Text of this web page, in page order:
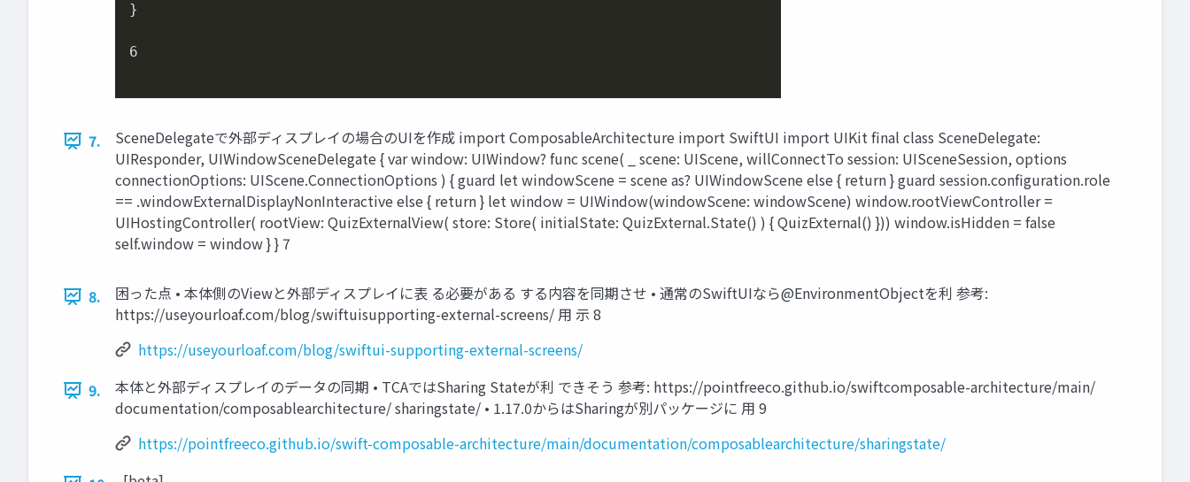
}
6
7.
SceneDelegateで外部ディスプレイの場合のUIを作成 import ComposableArchitecture import SwiftUI import UIKit final class SceneDelegate:
UIResponder, UIWindowSceneDelegate { var window: UIWindow? func scene( _ scene: UIScene, willConnectTo session: UISceneSession, options
connectionOptions: UIScene.ConnectionOptions ) { guard let windowScene = scene as? UIWindowScene else { return } guard session.configuration.role
== .windowExternalDisplayNonInteractive else { return } let window = UIWindow(windowScene: windowScene) window.rootViewController =
UIHostingController( rootView: QuizExternalView( store: Store( initialState: QuizExternal.State() ) { QuizExternal() })) window.isHidden = false
self.window = window } } 7
8.
困った点 • 本体側のViewと外部ディスプレイに表 る必要がある する内容を同期させ • 通常のSwiftUIなら@EnvironmentObjectを利 参考:
https://useyourloaf.com/blog/swiftuisupporting-external-screens/ 用 示 8
https://useyourloaf.com/blog/swiftui-supporting-external-screens/
9.
本体と外部ディスプレイのデータの同期 • TCAではSharing Stateが利 できそう 参考: https://pointfreeco.github.io/swiftcomposable-architecture/main/
documentation/composablearchitecture/ sharingstate/ • 1.17.0からはSharingが別パッケージに 用 9
https://pointfreeco.github.io/swift-composable-architecture/main/documentation/composablearchitecture/sharingstate/